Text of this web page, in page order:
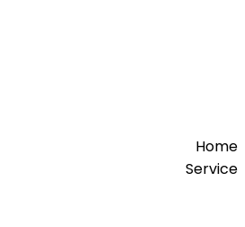
Home
Service